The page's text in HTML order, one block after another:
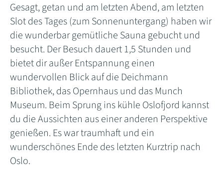
Gesagt, getan und am letzten Abend, am letzten
Slot des Tages (zum Sonnenuntergang) haben wir
die wunderbar gemütliche Sauna gebucht und
besucht. Der Besuch dauert 1,5 Stunden und
bietet dir außer Entspannung einen
wundervollen Blick auf die Deichmann
Bibliothek, das Opernhaus und das Munch
Museum. Beim Sprung ins kühle Oslofjord kannst
du die Aussichten aus einer anderen Perspektive
genießen. Es war traumhaft und ein
wunderschönes Ende des letzten Kurztrip nach
Oslo.